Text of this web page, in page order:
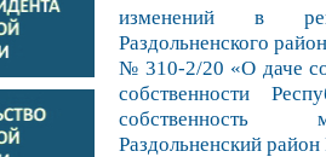
изменений в
Раздольненского
№ 310-2/20 «О даче
собственности
собственность
Раздольненский